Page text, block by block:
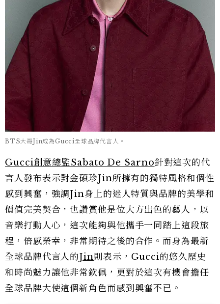
BTS大哥Jin成為Gucci全球品牌代言人。
Gucci創意總監Sabato De Sarno針對這次的代
言人發布表示對金碩珍Jin所擁有的獨特風格和個性
感到興奮，強調Jin身上的迷人特質與品牌的美學和
價值完美契合，也讚賞他是位大方出色的藝人，以
音樂打動人心，這次能夠與他攜手一同踏上這段旅
程，倍感榮幸，非常期待之後的合作。而身為最新
全球品牌代言人的Jin則表示，Gucci的悠久歷史
和時尚魅力讓他非常欽佩，更對於這次有機會擔任
全球品牌大使這個新角色而感到興奮不已。